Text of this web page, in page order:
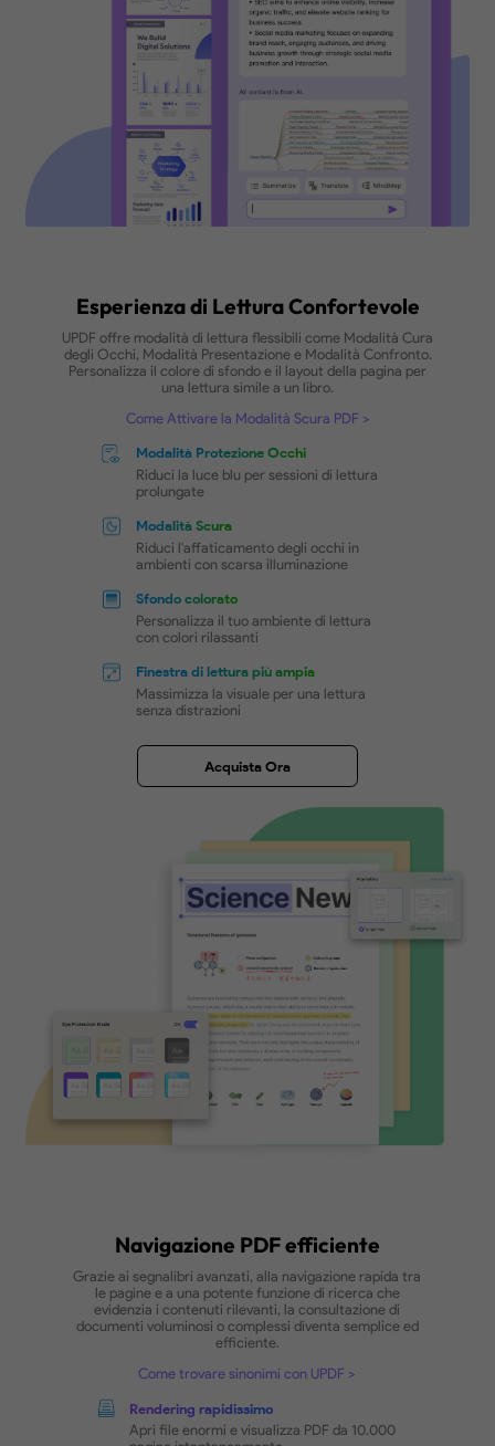
PDF mantenendo il layout originale
Chatta con il PDF
Fai domande e ottieni risposte
immediate
Download Gratis
Esperienza di Lettura
UPDF offre modalità di lettura flessibili come
degli Occhi, Modalità Presentazione e Modalità
Personalizza il colore di sfondo e il layout della
Come Attivare la Modalità Scura PDF
Modalità Protezione Occhi
Riduci la luce blu per sessioni di lettura
prolungate
Modalità Scura
Riduci l'affaticamento degli occhi in
ambienti con scarsa illuminazione
Massimizza la visuale per una lettura
senza distrazioni
Acquista Ora